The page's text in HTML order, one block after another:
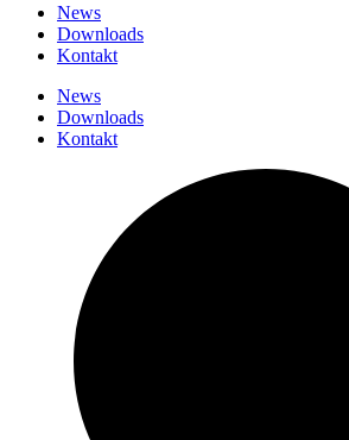
News
Downloads
Kontakt
News
Downloads
Kontakt